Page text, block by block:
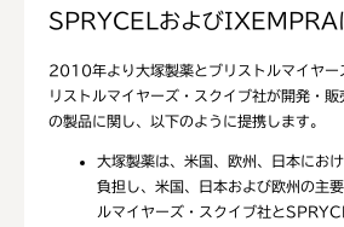
SPRYCELおよびIXEMPRA
2010年より大塚製薬とブリストルマイヤー
リストルマイヤーズ・スクイブ社が開発・
の製品に関し、以下のように提携します。
大塚製薬は、米国、欧州、日本にお
負担し、米国、日本および欧州の主
ルマイヤーズ・スクイブ社と